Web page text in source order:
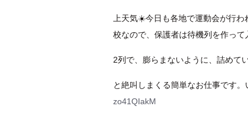
上天気☀️今日も各地で運動会が行
校なので、保護者は待機列を作って
2列で、膨らまないように、詰めて
と絶叫しまくる簡単なお仕事です
zo41QIakM